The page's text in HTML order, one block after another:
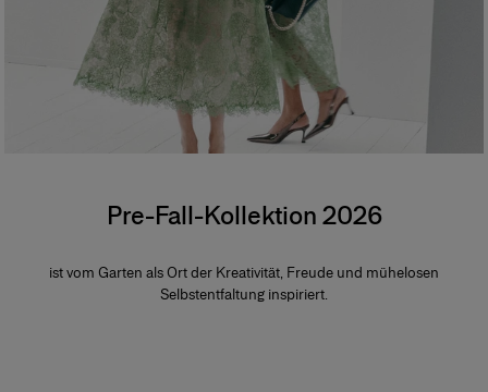
Pre-Fall-Kollektion 2026
ist vom Garten als Ort der Kreativität, Freude und mühelosen
Selbstentfaltung inspiriert.